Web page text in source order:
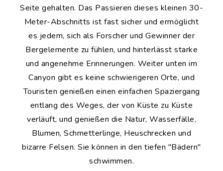
Seite gehalten. Das Passieren dieses kleinen 30-
Meter-Abschnitts ist fast sicher und ermöglicht
es jedem, sich als Forscher und Gewinner der
Bergelemente zu fühlen, und hinterlässt starke
und angenehme Erinnerungen. Weiter unten im
Canyon gibt es keine schwierigeren Orte, und
Touristen genießen einen einfachen Spaziergang
entlang des Weges, der von Küste zu Küste
verläuft, und genießen die Natur, Wasserfälle,
Blumen, Schmetterlinge, Heuschrecken und
bizarre Felsen. Sie können in den tiefen "Bädern"
schwimmen.